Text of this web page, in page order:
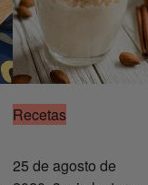
Recetas
25 de agosto de